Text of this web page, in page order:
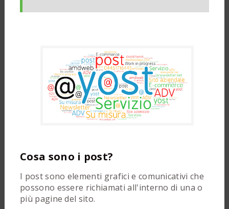
Cosa sono i post?
I post sono elementi grafici e comunicativi che
possono essere richiamati all'interno di una o
più pagine del sito.